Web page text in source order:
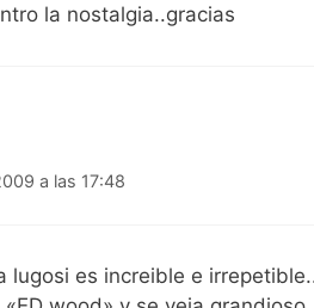
la nostalgia..gracias
a las 17:48
lugosi es increible e